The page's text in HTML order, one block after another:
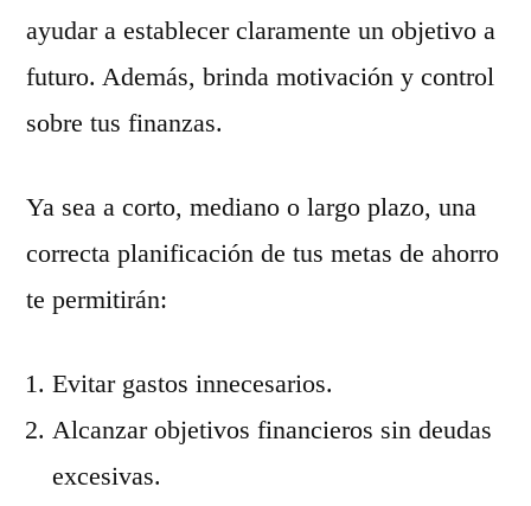
ayudar a establecer claramente un objetivo a
futuro. Además, brinda motivación y control
sobre tus finanzas.
Ya sea a corto, mediano o largo plazo, una
correcta planificación de tus metas de ahorro
te permitirán:
Evitar gastos innecesarios.
Alcanzar objetivos financieros sin deudas
excesivas.